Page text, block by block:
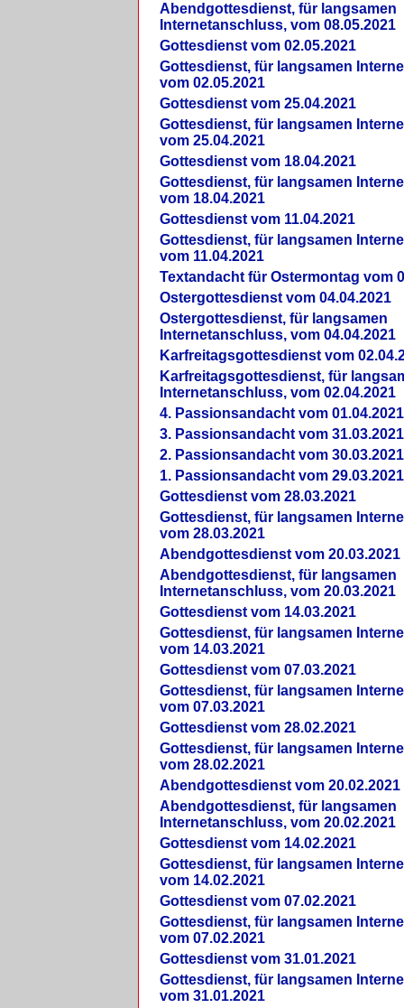
Abendgottesdienst, für langsamen
Internetanschluss, vom 08.05.2021
Gottesdienst vom 02.05.2021
Gottesdienst, für langsamen
vom 02.05.2021
Gottesdienst vom 25.04.2021
Gottesdienst, für langsamen
vom 25.04.2021
Gottesdienst vom 18.04.2021
Gottesdienst, für langsamen
vom 18.04.2021
Gottesdienst vom 11.04.2021
Gottesdienst, für langsamen
vom 11.04.2021
Textandacht für Ostermontag vom
Ostergottesdienst vom 04.04.2021
Ostergottesdienst, für langsamen
Internetanschluss, vom 04.04.2021
Karfreitagsgottesdienst vom
Karfreitagsgottesdienst, für
Internetanschluss, vom 02.04.2021
4. Passionsandacht vom 01.04.2021
3. Passionsandacht vom 31.03.2021
2. Passionsandacht vom 30.03.2021
1. Passionsandacht vom 29.03.2021
Gottesdienst vom 28.03.2021
Gottesdienst, für langsamen
vom 28.03.2021
Abendgottesdienst vom 20.03.2021
Abendgottesdienst, für langsamen
Internetanschluss, vom 20.03.2021
Gottesdienst vom 14.03.2021
Gottesdienst, für langsamen
vom 14.03.2021
Gottesdienst vom 07.03.2021
Gottesdienst, für langsamen
vom 07.03.2021
Gottesdienst vom 28.02.2021
Gottesdienst, für langsamen
vom 28.02.2021
Abendgottesdienst vom 20.02.2021
Abendgottesdienst, für langsamen
Internetanschluss, vom 20.02.2021
Gottesdienst vom 14.02.2021
Gottesdienst, für langsamen
vom 14.02.2021
Gottesdienst vom 07.02.2021
Gottesdienst, für langsamen
vom 07.02.2021
Gottesdienst vom 31.01.2021
Gottesdienst, für langsamen
vom 31.01.2021